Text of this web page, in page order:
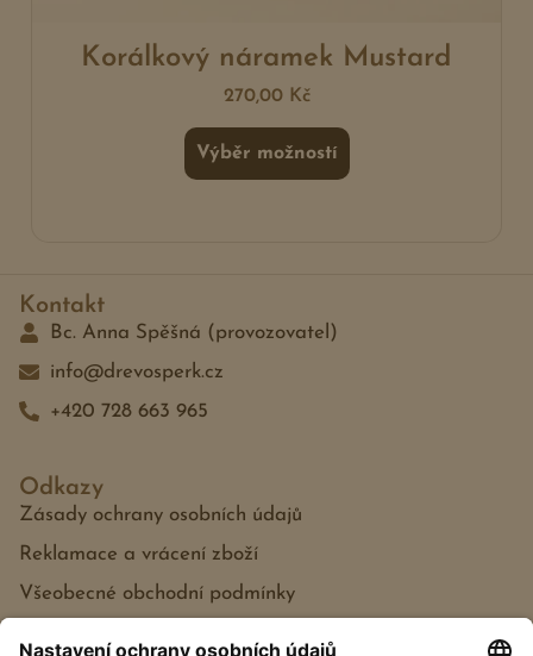
Korálkový náramek Mustard
270,00 Kč
Výběr možností
Odkazy
Zásady ochrany osobních údajů
Reklamace a vrácení zboží
Všeobecné obchodní podmínky
Kontakt
Bc. Anna Spěšná (provozovatel)
info@drevosperk.cz
+420 728 663 965